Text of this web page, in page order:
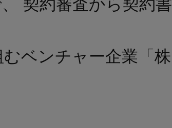
ベンチャー企業「株